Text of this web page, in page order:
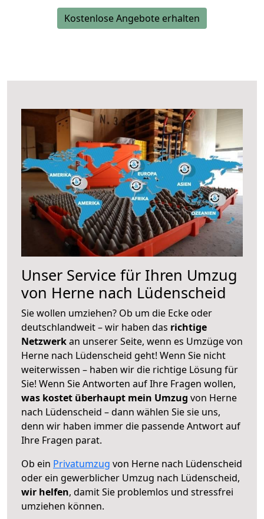
Kostenlose Angebote erhalten
Unser Service für Ihren Umzug
von Herne nach Lüdenscheid
Sie wollen umziehen? Ob um die Ecke oder
deutschlandweit – wir haben das richtige
Netzwerkan unserer Seite, wenn es Umzüge von
Herne nach Lüdenscheid geht! Wenn Sie nicht
weiterwissen – haben wir die richtige Lösung für
Sie! Wenn Sie Antworten auf Ihre Fragen wollen,
was kostet überhaupt mein Umzug von Herne
nach Lüdenscheid – dann wählen Sie sie uns,
denn wir haben immer die passende Antwort auf
Ihre Fragen parat.
Ob ein Privatumzug von Herne nach Lüdenscheid
oder ein gewerblicher Umzug nach Lüdenscheid,
wir helfen, damit Sie problemlos und stressfrei
umziehen können.